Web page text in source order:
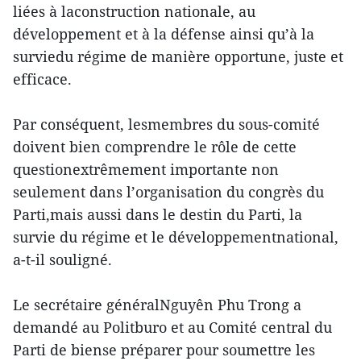
liées à laconstruction nationale, au
développement et à la défense ainsi qu’à la
surviedu régime de manière opportune, juste et
efficace.
Par conséquent, lesmembres du sous-comité
doivent bien comprendre le rôle de cette
questionextrêmement importante non
seulement dans l’organisation du congrès du
Parti,mais aussi dans le destin du Parti, la
survie du régime et le développementnational,
a-t-il souligné.
Le secrétaire généralNguyên Phu Trong a
demandé au Politburo et au Comité central du
Parti de biense préparer pour soumettre les